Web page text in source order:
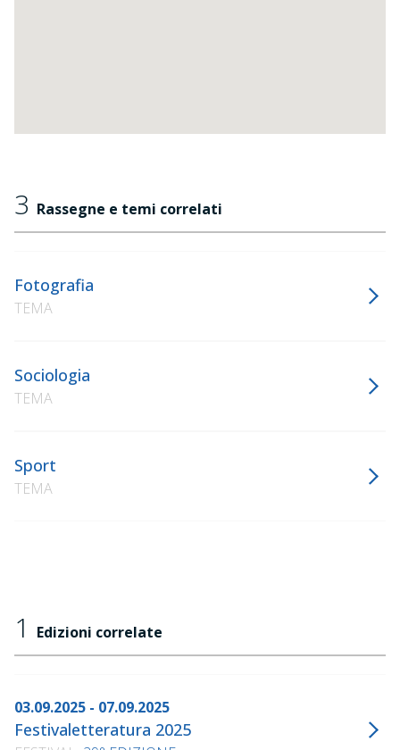
3 Rassegne e temi correlati
Fotografia
TEMA
Sociologia
TEMA
Sport
TEMA
1 Edizioni correlate
03.09.2025 - 07.09.2025
Festivaletteratura 2025